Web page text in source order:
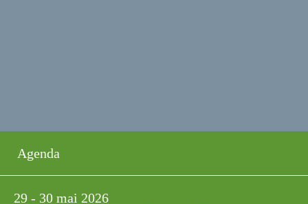
Agenda
29 - 30 mai 2026